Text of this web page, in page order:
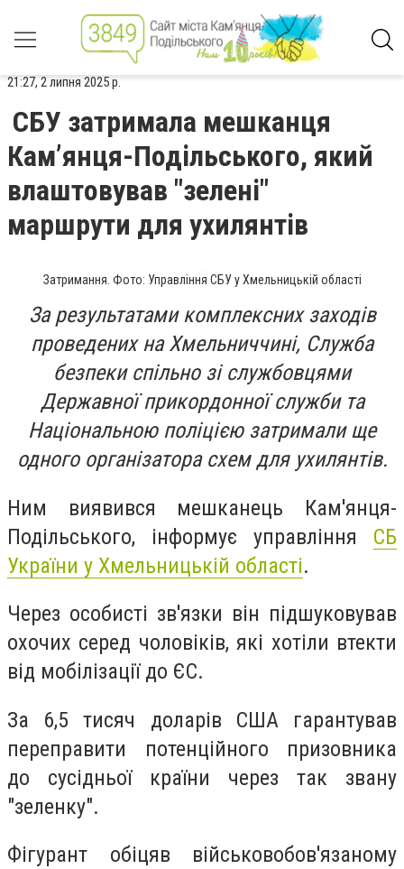
21:27, 2 липня 2025 р.
СБУ затримала мешканця
Кам’янця-Подільського, який
влаштовував "зелені"
маршрути для ухилянтів
Затримання. Фото: Управління СБУ у Хмельницькій області
За результатами комплексних заходів
проведених на Хмельниччині, Служба
безпеки спільно зі службовцями
Державної прикордонної служби та
Національною поліцією затримали ще
одного організатора схем для ухилянтів.
Ним виявився мешканець Кам'янця-
Подільського, інформує управління СБ
України у Хмельницькій області.
Через особисті зв'язки він підшуковував
охочих серед чоловіків, які хотіли втекти
від мобілізації до ЄС.
За 6,5 тисяч доларів США гарантував
переправити потенційного призовника
до сусідньої країни через так звану
"зеленку".
Фігурант обіцяв військовобов'язаному